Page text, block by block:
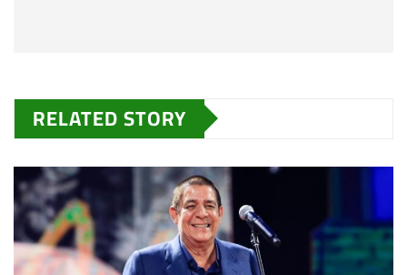
RELATED STORY